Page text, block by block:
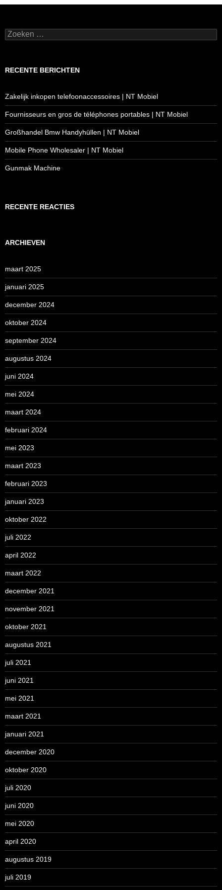
Zoeken
naar:
RECENTE BERICHTEN
Zakelijk inkopen telefoonaccessoires | NT Mobiel
Fournisseurs en gros de téléphones portables | NT Mobiel
Großhandel Bmw Handyhüllen | NT Mobiel
Mobile Phone Wholesaler | NT Mobiel
Gunmak Machine
RECENTE REACTIES
ARCHIEVEN
maart 2025
januari 2025
december 2024
oktober 2024
september 2024
augustus 2024
juni 2024
mei 2024
maart 2024
februari 2024
mei 2023
maart 2023
februari 2023
januari 2023
oktober 2022
juli 2022
april 2022
maart 2022
december 2021
november 2021
oktober 2021
augustus 2021
juli 2021
juni 2021
mei 2021
maart 2021
januari 2021
december 2020
oktober 2020
juli 2020
juni 2020
mei 2020
april 2020
augustus 2019
juli 2019